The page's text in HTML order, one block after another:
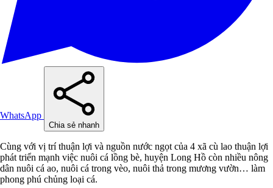
WhatsApp
Chia sẻ nhanh
Cùng với vị trí thuận lợi và nguồn nước ngọt của 4 xã cù lao thuận lợi
phát triển mạnh việc nuôi cá lồng bè, huyện Long Hồ còn nhiều nông
dân nuôi cá ao, nuôi cá trong vèo, nuôi thả trong mương vườn… làm
phong phú chủng loại cá.